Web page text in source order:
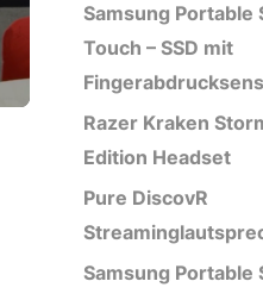
Samsung Portable
Touch – SSD mit
Razer Kraken
Edition Headset
Pure DiscovR
Samsung Portable